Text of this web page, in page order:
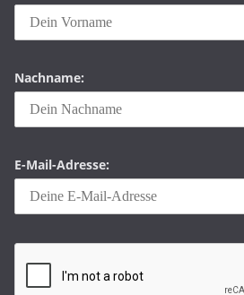
Nachname:
E-Mail-Adresse: